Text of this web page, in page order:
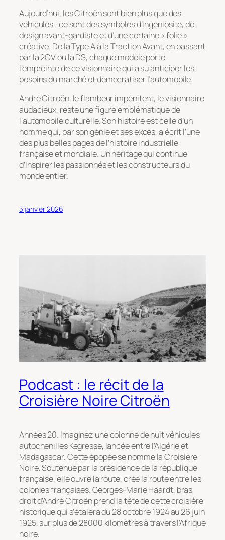
Aujourd’hui, les Citroën sont bien plus que des
véhicules ; ce sont des symboles d’ingéniosité, de
design avant-gardiste et d’une certaine « folie »
créative. De la Type A à la Traction Avant, en passant
par la 2CV ou la DS, chaque modèle porte
l’empreinte de ce visionnaire qui a su anticiper les
besoins du marché et démocratiser l’automobile.
André Citroën, le flambeur impénitent, le visionnaire
audacieux, reste une figure emblématique de
l’automobile culturelle. Son histoire est celle d’un
homme qui, par son génie et ses excès, a écrit l’une
des plus belles pages de l’histoire industrielle
française et mondiale. Un héritage qui continue
d’inspirer les passionnés et les constructeurs du
monde entier.
5 janvier 2026
Podcast : le récit de la
Croisière Noire Citroën
Années 20. Imaginez une colonne de huit véhicules
autochenilles Kegresse, lancée entre l’Algérie et
Madagascar. Cette épopée se nomme la Croisière
Noire. Soutenue par la présidence de la république
française, elle ouvre la route, crée la route entre les
colonies françaises. Georges-Marie Haardt, bras
droit d’André Citroën prend la tête de cette croisière
historique qui s’étalera du 28 octobre 1924 au 26 juin
1925, sur plus de 28000 kilomètres à travers l’Afrique
noire.